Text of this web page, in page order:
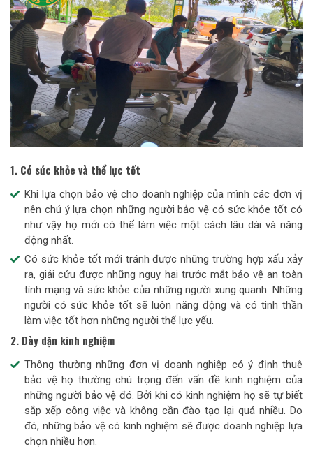
1. Có sức khỏe và thể lực tốt
Khi lựa chọn bảo vệ cho doanh nghiệp của mình các đơn vị
nên chú ý lựa chọn những người bảo vệ có sức khỏe tốt có
như vậy họ mới có thể làm việc một cách lâu dài và năng
động nhất.
Có sức khỏe tốt mới tránh được những trường hợp xấu xảy
ra, giải cứu được những nguy hại trước mắt bảo vệ an toàn
tính mạng và sức khỏe của những người xung quanh. Những
người có sức khỏe tốt sẽ luôn năng động và có tinh thần
làm việc tốt hơn những người thể lực yếu.
2. Dày dặn kinh nghiệm
Thông thường những đơn vị doanh nghiệp có ý định thuê
bảo vệ họ thường chú trọng đến vấn đề kinh nghiệm của
những người bảo vệ đó. Bởi khi có kinh nghiệm họ sẽ tự biết
sắp xếp công việc và không cần đào tạo lại quá nhiều. Do
đó, những bảo vệ có kinh nghiệm sẽ được doanh nghiệp lựa
chọn nhiều hơn.